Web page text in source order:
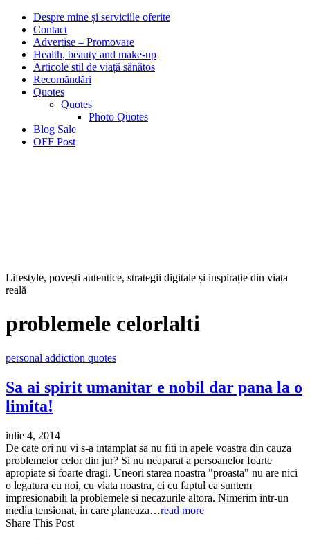
Despre mine și serviciile oferite
Contact
Advertise – Promovare
Health, beauty and make-up
Articole stil de viață sănătos
Recomăndări
Quotes
Quotes
Photo Quotes
Blog Sale
OFF Post
Lifestyle, povești autentice, strategii digitale și inspirație din viața
reală
problemele celorlalti
personal addiction quotes
Sa ai spirit umanitar e nobil dar pana la o
limita!
iulie 4, 2014
De cate ori nu vi s-a intamplat sa nu fiti in apele voastra din cauza
problemelor celor din jur? Si nu neaparat a persoanelor foarte
apropiate si foarte dragi. Uneori starea noastra "proasta" nu are nici
o legatura cu noi, cu viata noastra, ci cu faptul ca suntem
impresionabili la problemele si necazurile altora. Nimerim intr-un
mediu tensionat, in care planeaza…read more
Share This Post